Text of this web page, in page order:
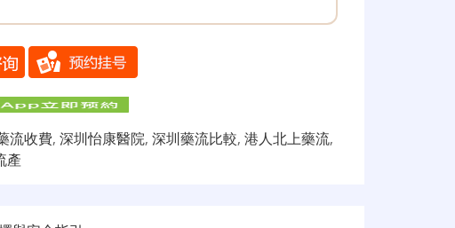
流收費, 深圳怡康醫院, 深圳藥流比較, 港人北上藥流,
產